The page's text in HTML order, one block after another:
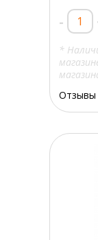
-
*
Отзывы